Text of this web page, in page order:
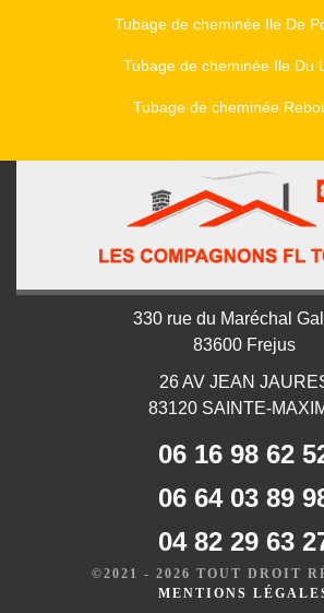
Tubage de cheminée Ile De
Tubage de cheminée Ile Du
Tubage de cheminée
330 rue du Maréchal
83600 Frejus
26 AV JEAN
83120 SAINTE-
06 16 98 62
06 64 03 89
04 82 29 63
©2021 - 2026 TOUT DROIT
MENTIONS